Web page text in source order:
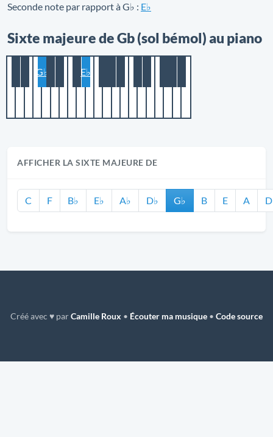
Seconde note par rapport à G♭ : E♭
Sixte majeure de Gb (sol bémol) au piano
G♭ E♭
AFFICHER LA SIXTE MAJEURE DE
C F B♭ E♭ A♭ D♭ G♭ B E A D
Créé avec ♥ parCamille Roux • Écouter ma musique • Code source